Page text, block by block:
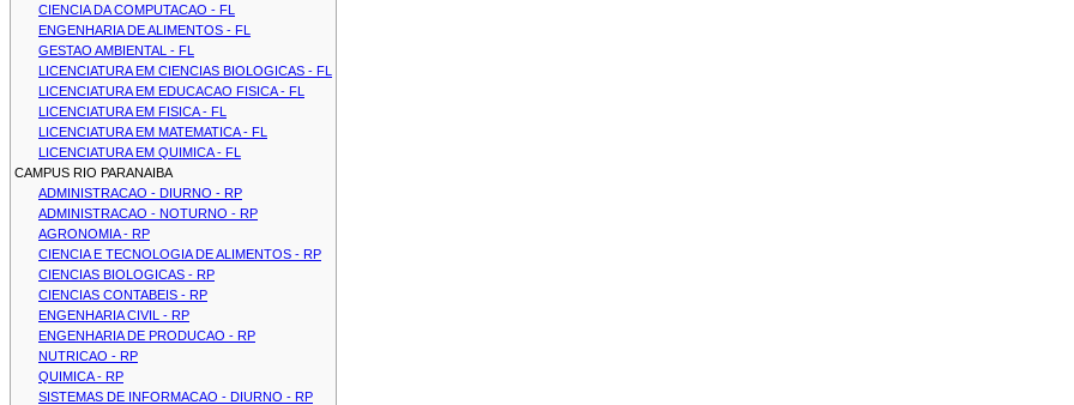
CIENCIA DA COMPUTACAO - FL
ENGENHARIA DE ALIMENTOS - FL
GESTAO AMBIENTAL - FL
LICENCIATURA EM CIENCIAS BIOLOGICAS - FL
LICENCIATURA EM EDUCACAO FISICA - FL
LICENCIATURA EM FISICA - FL
LICENCIATURA EM MATEMATICA - FL
LICENCIATURA EM QUIMICA - FL
CAMPUS RIO PARANAIBA
ADMINISTRACAO - DIURNO - RP
ADMINISTRACAO - NOTURNO - RP
AGRONOMIA - RP
CIENCIA E TECNOLOGIA DE ALIMENTOS - RP
CIENCIAS BIOLOGICAS - RP
CIENCIAS CONTABEIS - RP
ENGENHARIA CIVIL - RP
ENGENHARIA DE PRODUCAO - RP
NUTRICAO - RP
QUIMICA - RP
SISTEMAS DE INFORMACAO - DIURNO - RP